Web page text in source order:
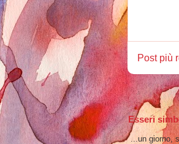
Post più
Esseri
...un giorno,